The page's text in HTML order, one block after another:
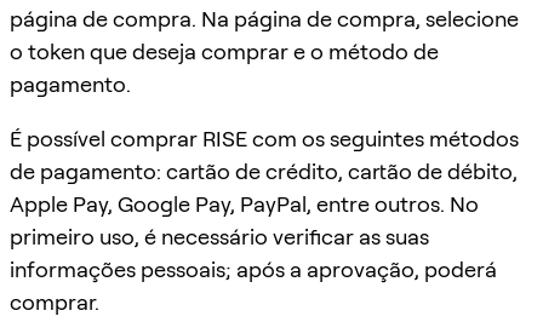
página de compra. Na página de compra, selecione
o token que deseja comprar e o método de
pagamento.
É possível comprar RISE com os seguintes métodos
de pagamento: cartão de crédito, cartão de débito,
Apple Pay, Google Pay, PayPal, entre outros. No
primeiro uso, é necessário verificar as suas
informações pessoais; após a aprovação, poderá
comprar.